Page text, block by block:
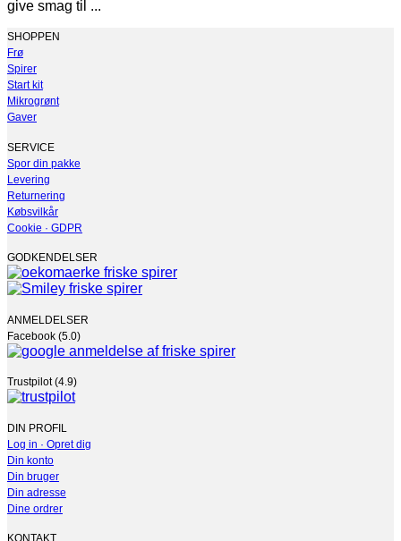
SHOPPEN
Frø
Spirer
Start kit
Mikrogrønt
Gaver
SERVICE
Spor din pakke
Levering
Returnering
Købsvilkår
Cookie · GDPR
GODKENDELSER
ANMELDELSER
Facebook (5.0)
Trustpilot (4.9)
DIN PROFIL
Log in · Opret dig
Din konto
Din bruger
Din adresse
Dine ordrer
KONTAKT